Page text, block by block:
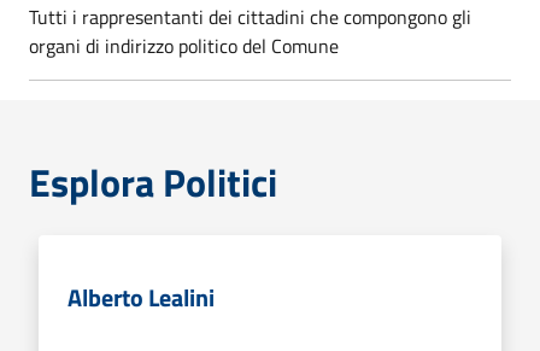
Tutti i rappresentanti dei cittadini che compongono gli
organi di indirizzo politico del Comune
Esplora Politici
Alberto Lealini